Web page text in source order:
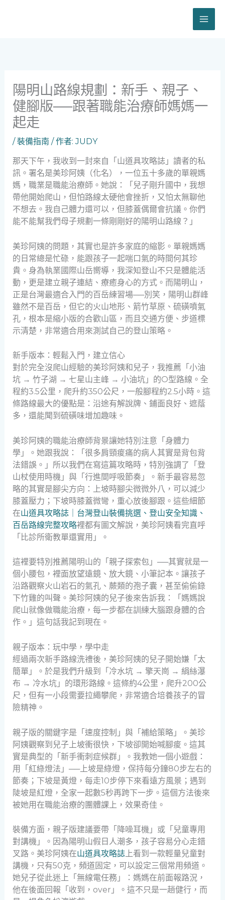
陽明山路線規劃：新手、親子、
健腳版──跟著職能治療師媽媽一
起走
/裝備指南 / 作者:JUDY
那天下午，我收到一封來自「山道具攻略誌」讀者的私
訊。署名是美珍阿姨（化名），一位五十多歲的單親媽
媽，職業是職能治療師。她說：「兒子剛升國中，我想
帶他開始爬山，但怕路線太硬他會挫折，又怕太無聊他
不想去。我自己體力還可以，但膝蓋偶爾會抗議。你們
能不能幫我們母子規劃一條剛剛好的陽明山路線？」
美珍阿姨的問題，其實也是許多家庭的縮影。單親媽媽
的日常總是忙碌，能跟孩子一起喘口氣的時間何其珍
貴。身為執業國際山岳嚮導，我深知登山不只是體能活
動，更是建立親子連結、療癒身心的方式。而陽明山，
正是台灣最適合入門的百岳練習場──別笑，陽明山群峰
雖然不是百岳，但它的火山地形、箭竹草原、硫磺噴氣
孔，根本是縮小版的合歡山區，而且交通方便、步道標
示清楚，非常適合用來測試自己的登山策略。
新手版本：輕鬆入門，建立信心
對於完全沒爬山經驗的美珍阿姨和兒子，我推薦「小油
坑 → 竹子湖 → 七星山主峰 → 小油坑」的O型路線。全
程約3.5公里，爬升約350公尺，一般腳程約2.5小時。這
條路線最大的優點是：沿途有解說牌、鋪面良好、遮蔭
多，還能聞到硫磺味增加趣味。
美珍阿姨的職能治療師背景讓她特別注意「身體力
學」。她跟我說：「很多肩頸痠痛的病人其實是背包背
法錯誤。」所以我們在寫這篇攻略時，特別強調了「登
山杖使用時機」與「行進間呼吸節奏」。新手最容易忽
略的其實是腳尖方向：上坡時腳尖微微外八，可以減少
膝蓋壓力；下坡時膝蓋微彎，重心放後腳跟。這些細節
在山道具攻略誌｜台灣登山裝備挑選、登山安全知識、
百岳路線完整攻略裡都有圖文解說，美珍阿姨看完直呼
「比診所衛教單還實用」。
這裡要特別推薦陽明山的「親子探索包」──其實就是一
個小腰包，裡面放望遠鏡、放大鏡、小筆記本。讓孩子
沿路觀察火山岩石的氣孔、蕨類的孢子囊，甚至偷偷錄
下竹雞的叫聲。美珍阿姨的兒子後來告訴我：「媽媽說
爬山就像做職能治療，每一步都在訓練大腦跟身體的合
作。」這句話我記到現在。
親子版本：玩中學，學中走
經過兩次新手路線洗禮後，美珍阿姨的兒子開始嫌「太
簡單」。於是我們升級到「冷水坑 → 擎天崗 → 絹絲瀑
布 → 冷水坑」的環形路線。這條約4公里，爬升200公
尺，但有一小段需要拉繩攀爬，非常適合培養孩子的冒
險精神。
親子版的關鍵字是「速度控制」與「補給策略」。美珍
阿姨觀察到兒子上坡衝很快，下坡卻開始喊腳痠。這其
實是典型的「新手衝刺症候群」。我教她一個小遊戲：
用「紅綠燈法」──上坡是綠燈，保持每分鐘80步左右的
節奏；下坡是黃燈，每走10步停下來看遠方風景；遇到
陡坡是紅燈，全家一起數5秒再跨下一步。這個方法後來
被她用在職能治療的團體課上，效果奇佳。
裝備方面，親子版建議要帶「降噪耳機」或「兒童專用
對講機」。因為陽明山假日人潮多，孩子容易分心走錯
叉路。美珍阿姨在山道具攻略誌上看到一款輕量兒童對
講機，只有50克，頻道固定，可以設定三個常用頻道。
她兒子從此迷上「無線電任務」：媽媽在前面報路況，
他在後面回報「收到，over」。這不只是一趟健行，而